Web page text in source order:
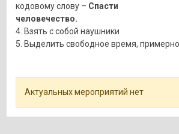
кодовому слову – Спасти
человечество.
4. Взять с собой наушники
5. Выделить свободное время, примерно
Актуальных мероприятий нет